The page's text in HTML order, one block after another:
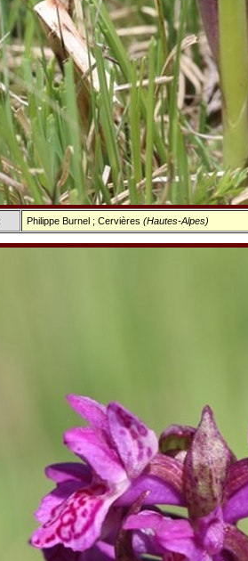
Philippe Burnel ; Cervières (Hautes-Alpes)